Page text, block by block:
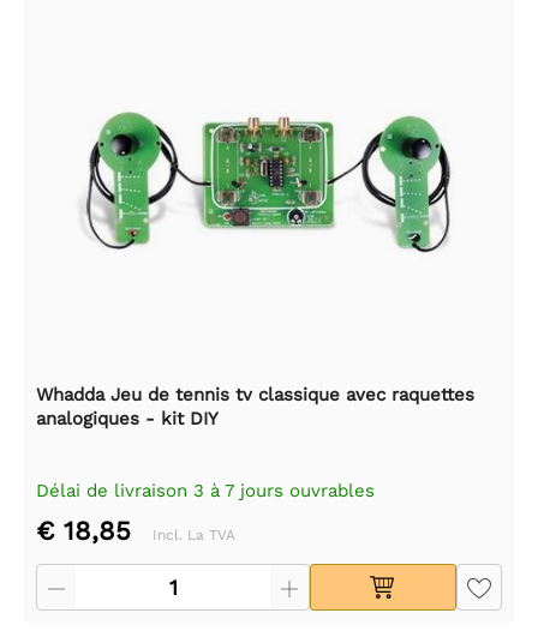
Whadda Jeu de tennis tv classique avec raquettes
analogiques - kit DIY
Délai de livraison 3 à 7 jours ouvrables
€ 18,85 Incl. La TVA